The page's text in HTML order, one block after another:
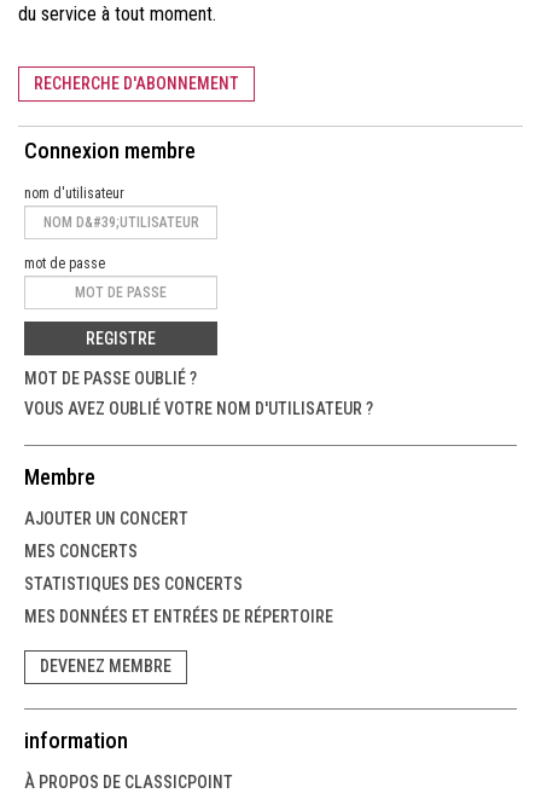
du service à tout moment.
RECHERCHE D'ABONNEMENT
Connexion membre
nom d'utilisateur
mot de passe
REGISTRE
MOT DE PASSE OUBLIÉ ?
VOUS AVEZ OUBLIÉ VOTRE NOM D'UTILISATEUR ?
Membre
AJOUTER UN CONCERT
MES CONCERTS
STATISTIQUES DES CONCERTS
MES DONNÉES ET ENTRÉES DE RÉPERTOIRE
DEVENEZ MEMBRE
information
À PROPOS DE CLASSICPOINT